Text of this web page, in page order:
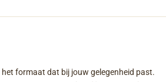
formaat dat bij jouw gelegenheid past.